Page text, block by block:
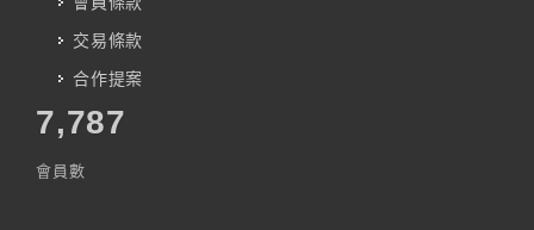
交易條款
合作提案
7,787
會員數